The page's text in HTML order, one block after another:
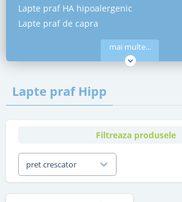
Lapte praf HA hipoalergenic
Lapte praf de capra
mai multe...
Lapte praf Hipp
Filtreaza produsele
pret crescator